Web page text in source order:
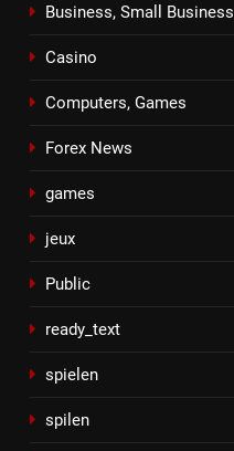
Business, Small Business
Casino
Computers, Games
Forex News
games
jeux
Public
ready_text
spielen
spilen